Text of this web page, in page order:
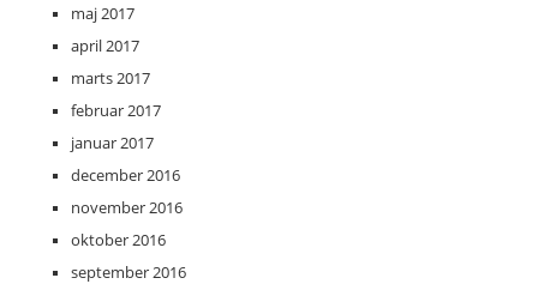
maj 2017
april 2017
marts 2017
februar 2017
januar 2017
december 2016
november 2016
oktober 2016
september 2016